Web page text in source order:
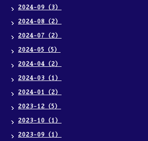
2024-09（3）
2024-08（2）
2024-07（2）
2024-05（5）
2024-04（2）
2024-03（1）
2024-01（2）
2023-12（5）
2023-10（1）
2023-09（1）